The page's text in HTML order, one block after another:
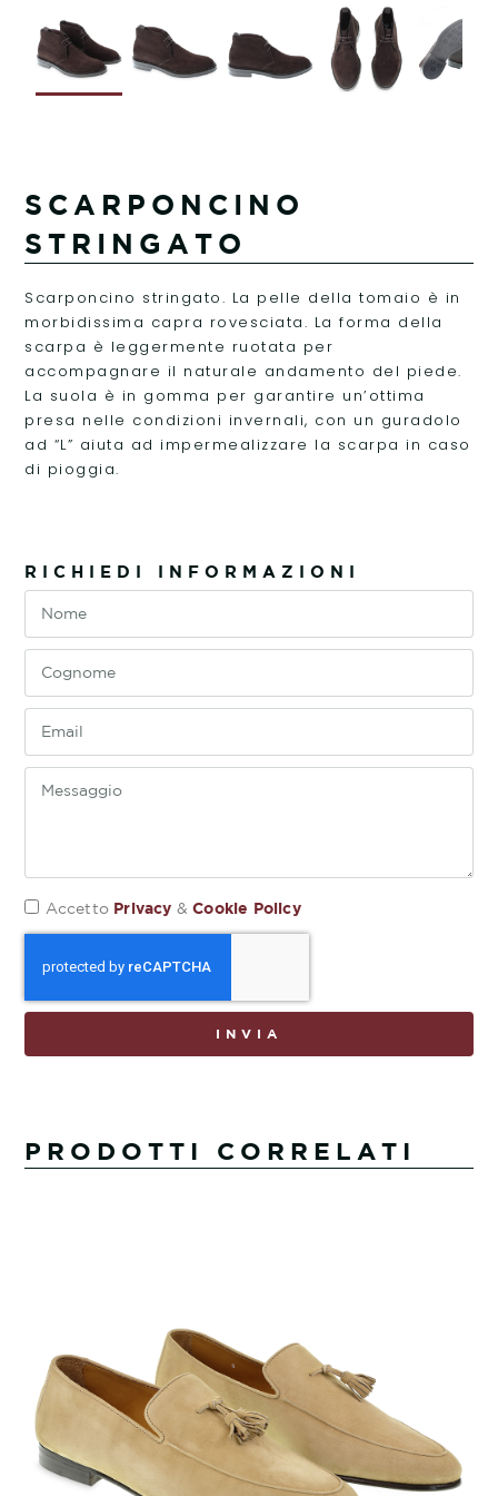
SCARPONCINO
STRINGATO
Scarponcino stringato. La pelle della tomaio è in
morbidissima capra rovesciata. La forma della
scarpa è leggermente ruotata per
accompagnare il naturale andamento del piede.
La suola è in gomma per garantire un’ottima
presa nelle condizioni invernali, con un guradolo
ad “L” aiuta ad impermealizzare la scarpa in caso
di pioggia.
RICHIEDI INFORMAZIONI
Accetto Privacy &Cookie Policy
INVIA
PRODOTTI CORRELATI